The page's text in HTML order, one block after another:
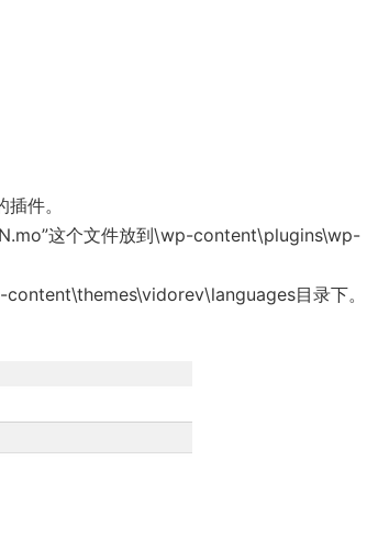
件。
这个文件放到\wp-content\plugins\wp-
目录下。